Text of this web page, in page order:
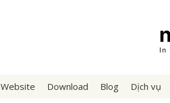
Website Download Blog Dịch vụ